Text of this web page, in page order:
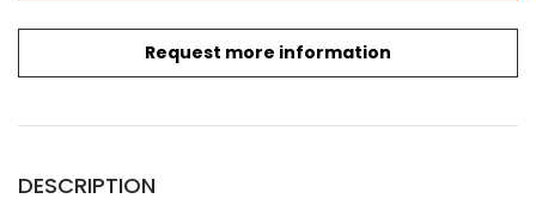
Request more information
DESCRIPTION